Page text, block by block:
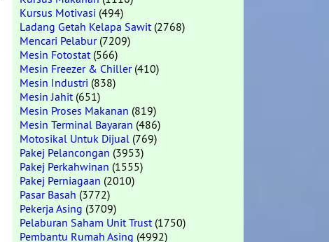
Kursus Motivasi (494)
Ladang Getah Kelapa Sawit(2768)
Mencari Pelabur(7209)
Mesin Fotostat(566)
Mesin Freezer & Chiller(410)
Mesin Industri (838)
Mesin Jahit(651)
Mesin Proses Makanan (819)
Mesin Terminal Bayaran (486)
Motosikal Untuk Dijual (769)
Pakej Pelancongan (3953)
Pakej Perkahwinan (1555)
Pakej Perniagaan (2010)
Pasar Basah (3772)
Pekerja Asing (3709)
Pelaburan Saham Unit Trust(1750)
Pembantu Rumah Asing (4992)